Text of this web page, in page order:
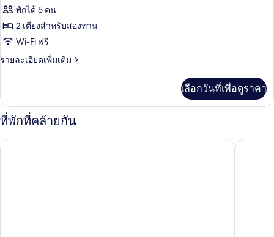
ท,
2
ห้อง
นอน
ของ
ห้อง
สวีท,
2
วิว
ทะเล
พักได้ 5 คน
2 เตียงสำหรับสองท่าน
Wi-Fi ฟรี
รายละเอียดเพิ่มเติม
ราย
เกี่ยว
กับ
ห้อง
ท,
เลือกวันที่เพื่อดูราคา
ที่พักที่คล้ายกัน
ไอโคนิค มาร์จอรี โฮเทล, ปีนัง, อะ ทริบิวต์ พอร์ตโฟลิโอ โฮเทล